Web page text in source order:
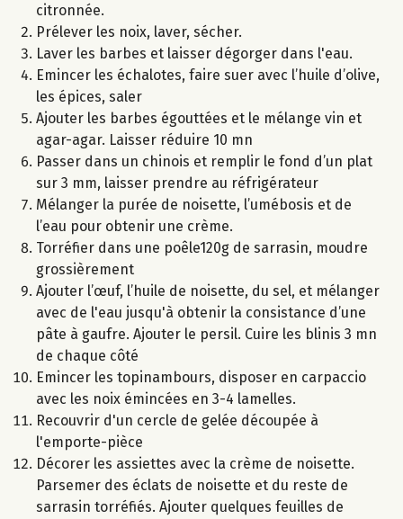
citronnée.
Prélever les noix, laver, sécher.
Laver les barbes et laisser dégorger dans l'eau.
Emincer les échalotes, faire suer avec l’huile d’olive,
les épices, saler
Ajouter les barbes égouttées et le mélange vin et
agar-agar. Laisser réduire 10 mn
Passer dans un chinois et remplir le fond d’un plat
sur 3 mm, laisser prendre au réfrigérateur
Mélanger la purée de noisette, l’umébosis et de
l’eau pour obtenir une crème.
Torréfier dans une poêle120g de sarrasin, moudre
grossièrement
Ajouter l’œuf, l’huile de noisette, du sel, et mélanger
avec de l'eau jusqu'à obtenir la consistance d’une
pâte à gaufre. Ajouter le persil. Cuire les blinis 3 mn
de chaque côté
Emincer les topinambours, disposer en carpaccio
avec les noix émincées en 3-4 lamelles.
Recouvrir d'un cercle de gelée découpée à
l'emporte-pièce
Décorer les assiettes avec la crème de noisette.
Parsemer des éclats de noisette et du reste de
sarrasin torréfiés. Ajouter quelques feuilles de